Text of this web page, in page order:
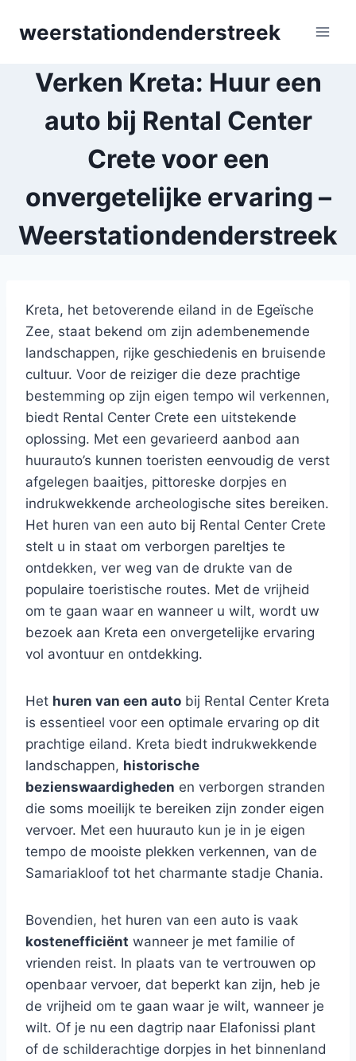
weerstationdenderstreek
Verken Kreta: Huur een
auto bij Rental Center
Crete voor een
onvergetelijke ervaring –
Weerstationdenderstreek
Kreta, het betoverende eiland in de Egeïsche
Zee, staat bekend om zijn adembenemende
landschappen, rijke geschiedenis en bruisende
cultuur. Voor de reiziger die deze prachtige
bestemming op zijn eigen tempo wil verkennen,
biedt Rental Center Crete een uitstekende
oplossing. Met een gevarieerd aanbod aan
huurauto’s kunnen toeristen eenvoudig de verst
afgelegen baaitjes, pittoreske dorpjes en
indrukwekkende archeologische sites bereiken.
Het huren van een auto bij Rental Center Crete
stelt u in staat om verborgen pareltjes te
ontdekken, ver weg van de drukte van de
populaire toeristische routes. Met de vrijheid
om te gaan waar en wanneer u wilt, wordt uw
bezoek aan Kreta een onvergetelijke ervaring
vol avontuur en ontdekking.
Het huren van een auto bij Rental Center Kreta
is essentieel voor een optimale ervaring op dit
prachtige eiland. Kreta biedt indrukwekkende
landschappen, historische
bezienswaardigheden en verborgen stranden
die soms moeilijk te bereiken zijn zonder eigen
vervoer. Met een huurauto kun je in je eigen
tempo de mooiste plekken verkennen, van de
Samariakloof tot het charmante stadje Chania.
Bovendien, het huren van een auto is vaak
kostenefficiënt wanneer je met familie of
vrienden reist. In plaats van te vertrouwen op
openbaar vervoer, dat beperkt kan zijn, heb je
de vrijheid om te gaan waar je wilt, wanneer je
wilt. Of je nu een dagtrip naar Elafonissi plant
of de schilderachtige dorpjes in het binnenland